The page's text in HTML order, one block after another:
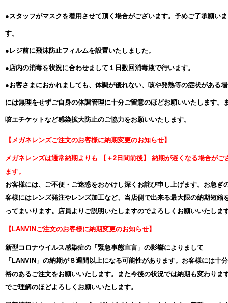
●スタッフがマスクを着用させて頂く場合がございます。予めご了承願いま
す。
●レジ前に飛沫防止フィルムを設置いたしました。
●店内の消毒を状況に合わせまして１日数回消毒液で行います。
●お客さまにおかれましても、 体調が優れない、咳や発熱等の症状がある
には無理をせずご自身の体調管理に十分ご留意のほどお願いいたします。
咳エチケットなど感染拡大防止のご協力をお願いいたします。
【メガネレンズご注文のお客様に納期変更のお知らせ】
メガネレンズは通常納期よりも 【＋2日間前後】 納期が遅くなる場合がご
ます。
お客様には、ご不便・ご迷惑をおかけし深くお詫び申し上げます。お急ぎ
客様にはレンズ発注やレンズ加工など、当店側で出来る最大限の納期短縮
ってまいります。店員よりご説明いたしますのでよろしくお願いいたしま
【LANVINご注文のお客様に納期変更のお知らせ】
新型コロナウイルス感染症の「緊急事態宣言」の影響によりまして
「LANVIN」の納期が８週間以上になる可能性があります。お客様には十
裕のあるご注文をお願いいたします。また今後の状況では納期も変わりま
でご理解のほどよろしくお願いいたします。